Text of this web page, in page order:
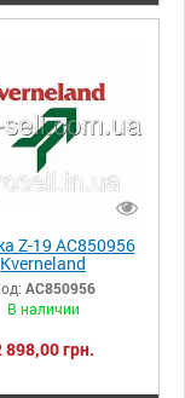
Z-19 AC850956
Kverneland
AC850956
В наличии
898,00 грн.